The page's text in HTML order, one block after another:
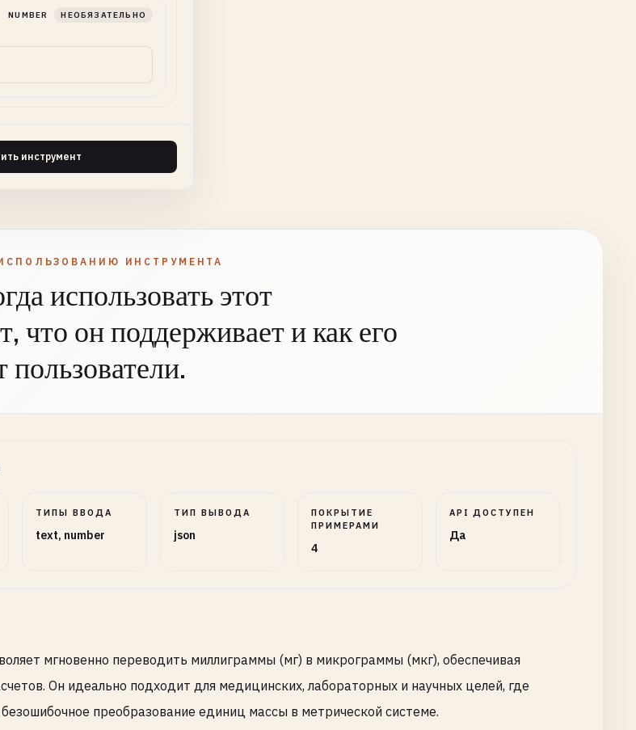
NUMBER НЕОБЯЗАТЕЛЬНО
инструмент
ИНСТРУМЕНТА
использовать этот
что он поддерживает и как его
ТИПЫ ВВОДА
text, number
ТИП ВЫВОДА
json
ПОКРЫТИЕ
ПРИМЕРАМИ
4
API ДОСТУПЕН
Да
мгновенно переводить миллиграммы (мг) в микрограммы (мкг), обеспечивая
Он идеально подходит для медицинских, лабораторных и научных целей, где
преобразование единиц массы в метрической системе.